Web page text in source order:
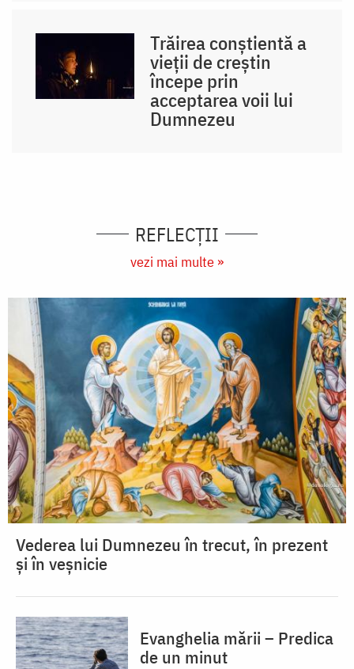
Trăirea conștientă a
vieții de creștin
începe prin
acceptarea voii lui
Dumnezeu
REFLECȚII
vezi mai multe »
Vederea lui Dumnezeu în trecut, în prezent
și în veșnicie
Evanghelia mării – Predica
de un minut